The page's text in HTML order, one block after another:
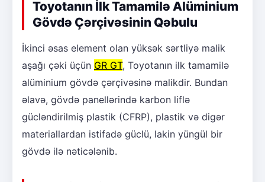
Toyotanın İlk Tamamilə Alüminium
Gövdə Çərçivəsinin Qəbulu
İkinci əsas element olan yüksək sərtliyə malik
aşağı çəki üçün GR GT, Toyotanın ilk tamamilə
alüminium gövdə çərçivəsinə malikdir. Bundan
əlavə, gövdə panellərində karbon liflə
gücləndirilmiş plastik (CFRP), plastik və digər
materiallardan istifadə güclü, lakin yüngül bir
gövdə ilə nəticələnib.